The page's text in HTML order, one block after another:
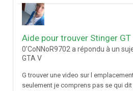
Aide pour trouver Stinger GT
0'CoNNoR9702 a répondu à un
GTA V
G trouver une video sur l
seulement je comprens pas se qui